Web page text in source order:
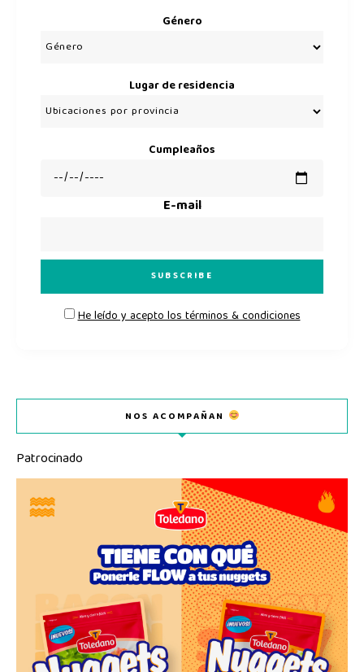
Género
Lugar de residencia
Cumpleaños
E-mail
He leído y acepto los términos & condiciones
NOS ACOMPAÑAN
Patrocinado